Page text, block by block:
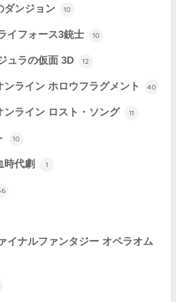
ダンジョン 10
イフォース3銃士 10
ュラの仮面 3D 12
ンライン ホロウフラグメント 40
ンライン ロスト・ソング 11
10
時代劇 1
イナルファンタジー オペラオム